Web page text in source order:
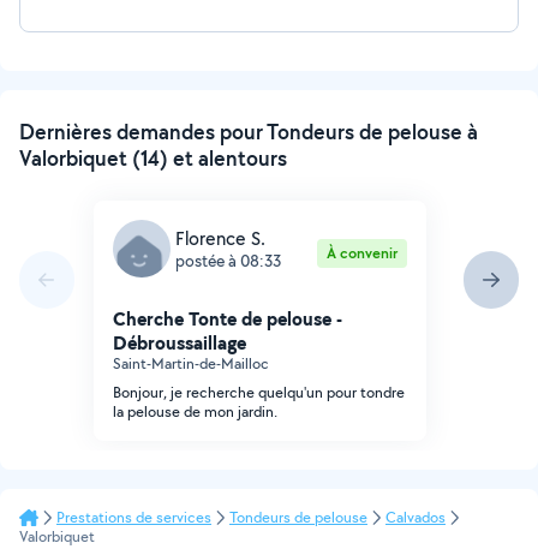
Dernières demandes pour Tondeurs de pelouse à
Valorbiquet (14) et alentours
Florence S.
postée à 08:33 À convenir
Cherche Tonte de pelouse -
Débroussaillage
Saint-Martin-de-Mailloc
Bonjour, je recherche quelqu'un pour tondre
la pelouse de mon jardin.
Prestations de services Tondeurs de pelouse
Calvados
Valorbiquet